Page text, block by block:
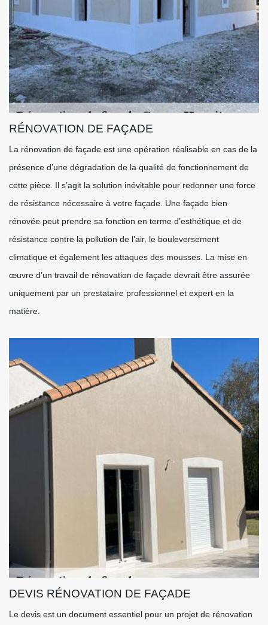
RÉNOVATION DE FAÇADE
La rénovation de façade est une opération réalisable en cas de la
présence d’une dégradation de la qualité de fonctionnement de
cette pièce. Il s’agit la solution inévitable pour redonner une force
de résistance nécessaire à votre façade. Une façade bien
rénovée peut prendre sa fonction en terme d’esthétique et de
résistance contre la pollution de l’air, le bouleversement
climatique et également les attaques des mousses. La mise en
œuvre d’un travail de rénovation de façade devrait être assurée
uniquement par un prestataire professionnel et expert en la
matière.
DEVIS RÉNOVATION DE FAÇADE
Le devis est un document essentiel pour un projet de rénovation